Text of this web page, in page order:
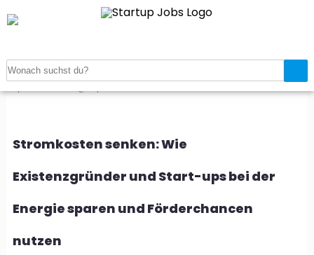
Startseite >
Stromkosten senken: Wie Existenzgründer und Start-
Stromkosten senken: Wie
Existenzgründer und Start-ups bei der
Energie sparen und Förderchancen
nutzen